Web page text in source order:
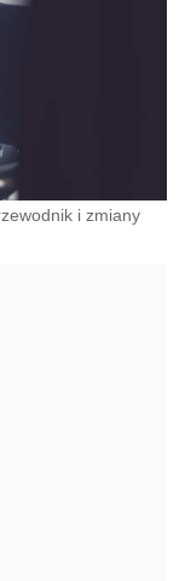
i zmiany